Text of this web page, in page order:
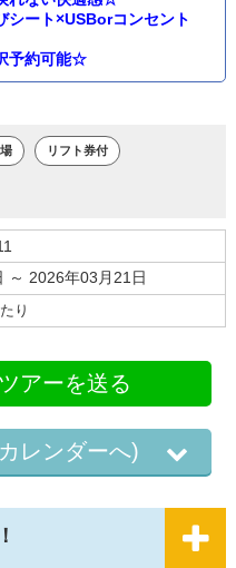
シート×USBorコンセント
予約可能☆
リフト券付
～ 2026年03月21日
り
アーを送る
レンダーへ)